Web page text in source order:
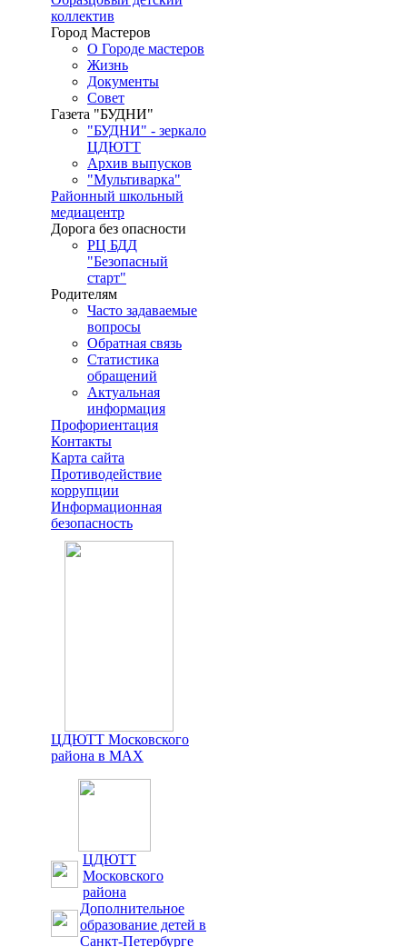
коллектив
Город Мастеров
О Городе мастеров
Жизнь
Документы
Совет
Газета "БУДНИ"
"БУДНИ" - зеркало
ЦДЮТТ
Архив выпусков
"Мультиварка"
Районный школьный
медиацентр
Дорога без опасности
РЦ БДД
"Безопасный
старт"
Родителям
Часто задаваемые
вопросы
Обратная связь
Статистика
обращений
Актуальная
информация
Профориентация
Контакты
Карта сайта
Противодействие
коррупции
Информационная
безопасность
ЦДЮТТ Московского
района в MAX
ЦДЮТТ
Московского
района
Дополнительное
образование детей в
Санкт-Петербурге